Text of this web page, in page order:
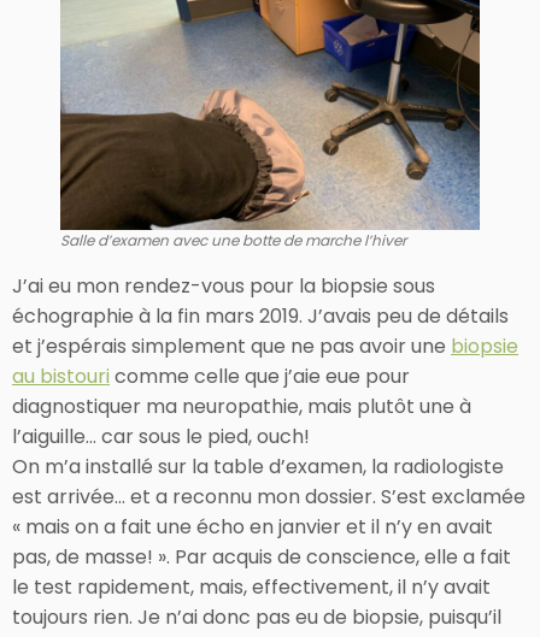
Salle d’examen avec une botte de marche l’hiver
J’ai eu mon rendez-vous pour la biopsie sous
échographie à la fin mars 2019. J’avais peu de détails
et j’espérais simplement que ne pas avoir une biopsie
au bistouricomme celle que j’aie eue pour
diagnostiquer ma neuropathie, mais plutôt une à
l’aiguille… car sous le pied, ouch!
On m’a installé sur la table d’examen, la radiologiste
est arrivée… et a reconnu mon dossier. S’est exclamée
« mais on a fait une écho en janvier et il n’y en avait
pas, de masse! ». Par acquis de conscience, elle a fait
le test rapidement, mais, effectivement, il n’y avait
toujours rien. Je n’ai donc pas eu de biopsie, puisqu’il